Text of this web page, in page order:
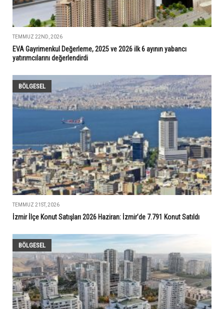
TEMMUZ 22ND, 2026
EVA Gayrimenkul Değerleme, 2025 ve 2026 ilk 6 ayının yabancı
yatırımcılarını değerlendirdi
BÖLGESEL
TEMMUZ 21ST, 2026
İzmir İlçe Konut Satışları 2026 Haziran: İzmir’de 7.791 Konut Satıldı
BÖLGESEL